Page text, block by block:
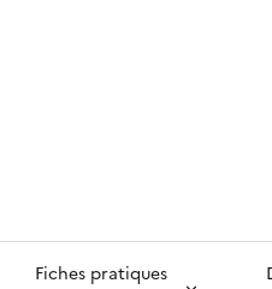
Fiches pratiques